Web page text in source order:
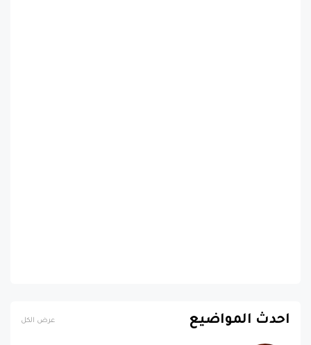
احدث المواضيع عرض الكل